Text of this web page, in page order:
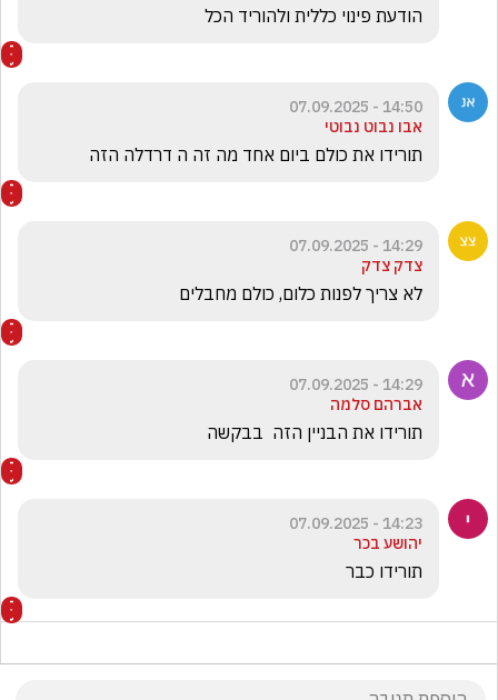
הודעת פינוי כללית ולהוריד הכל
14:50 - 07.09.2025
אבו נבוט נבוטי
תורידו את כולם ביום אחד מה זה ה דרדלה הזה
14:29 - 07.09.2025
צדק צדק
לא צריך לפנות כלום, כולם מחבלים
14:29 - 07.09.2025
אברהם סלמה
תורידו את הבניין הזה  בבקשה
14:23 - 07.09.2025
יהושע בכר
תורידו כבר